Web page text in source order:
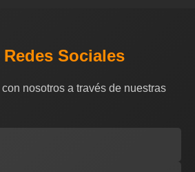
Sociales
nosotros a través de nuestras